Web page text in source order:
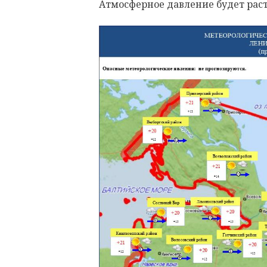
Атмосферное давление будет